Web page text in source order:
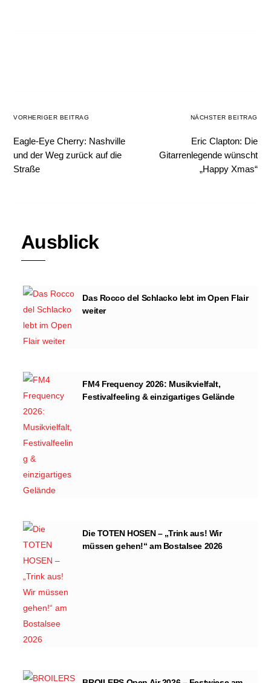
VORHERIGER BEITRAG
Eagle-Eye Cherry: Nashville
und der Weg zurück auf die
Straße
NÄCHSTER BEITRAG
Eric Clapton: Die
Gitarrenlegende wünscht
„Happy Xmas“
Ausblick
Das Rocco del Schlacko lebt im Open Flair
weiter
FM4 Frequency 2026: Musikvielfalt,
Festivalfeeling & einzigartiges Gelände
Die TOTEN HOSEN – „Trink aus! Wir
müssen gehen!“ am Bostalsee 2026